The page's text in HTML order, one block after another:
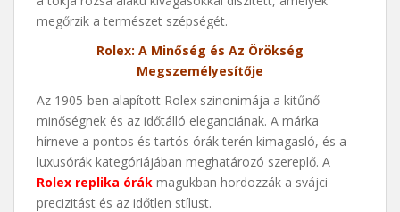
megőrzik a természet szépségét.
Rolex: A Minőség és Az Örökség
Megszemélyesítője
Az 1905-ben alapított Rolex szinonimája a kitűnő
minőségnek és az időtálló eleganciának. A márka
hírneve a pontos és tartós órák terén kimagasló, és a
luxusórák kategóriájában meghatározó szereplő. A
Rolex replika órák magukban hordozzák a svájci
precizitást és az időtlen stílust.